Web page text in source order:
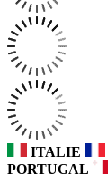
ITALIE
PORTUGAL